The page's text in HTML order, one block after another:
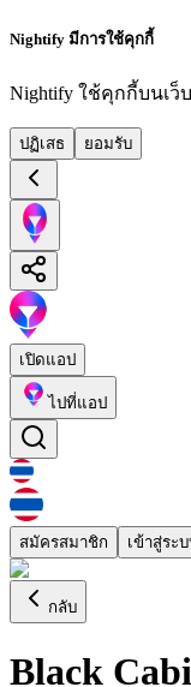
Nightify มีการใช้คุกกี้
Nightify ใช้คุกกี้บนเ
ปฏิเสธ ยอมรับ
เปิดแอป
ไปที่แอป
สมัครสมาชิก เข้าสู่ระ
กลับ
Black